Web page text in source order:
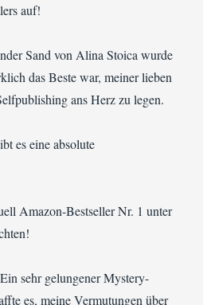
auf!
Sand von Alina Stoica wurde
das Beste war, meiner lieben
ans Herz zu legen.
es eine absolute
Amazon-Bestseller Nr. 1 unter
sehr gelungener Mystery-
es, meine Vermutungen über